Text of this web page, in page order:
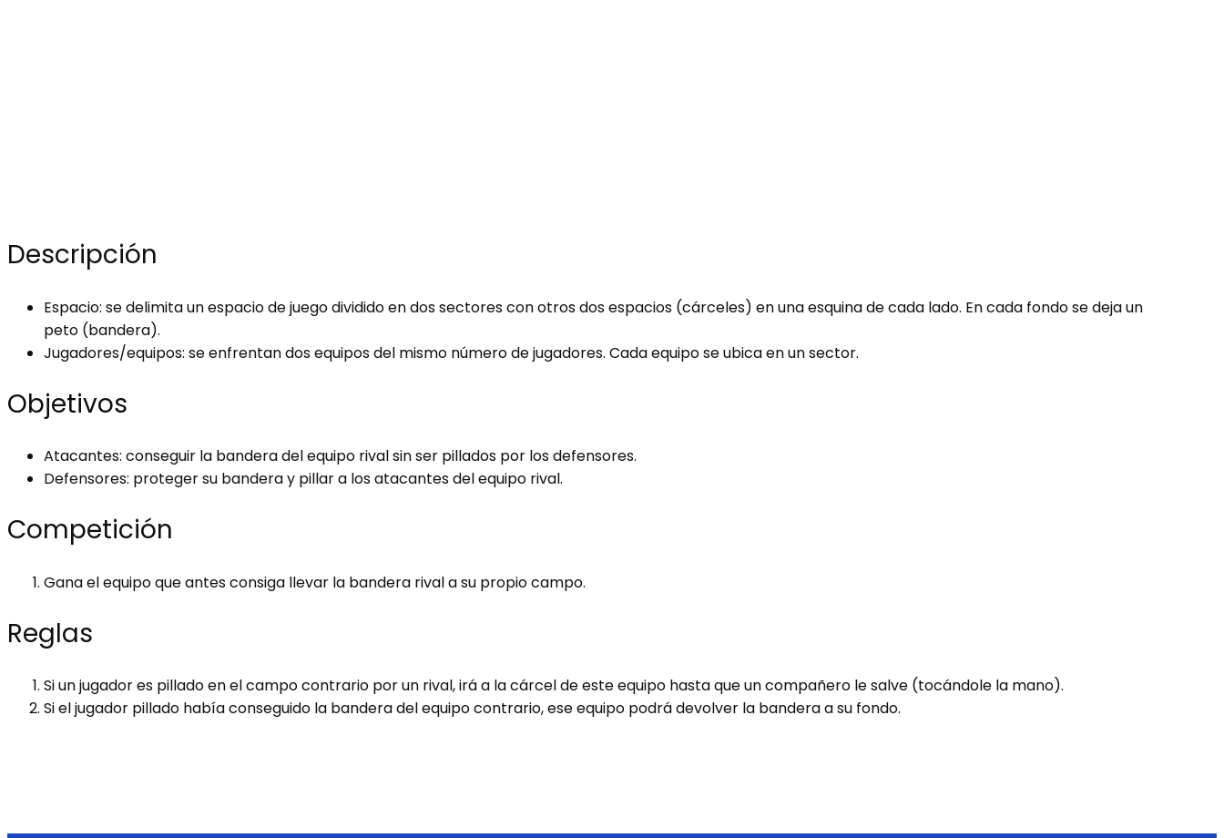
Descripción
Espacio: se delimita un espacio de juego dividido en dos sectores con otros dos espacios (cárceles) en una esquina de cada lado. En cada fondo se deja un
peto (bandera).
Jugadores/equipos: se enfrentan dos equipos del mismo número de jugadores. Cada equipo se ubica en un sector.
Objetivos
Atacantes: conseguir la bandera del equipo rival sin ser pillados por los defensores.
Defensores: proteger su bandera y pillar a los atacantes del equipo rival.
Competición
Gana el equipo que antes consiga llevar la bandera rival a su propio campo.
Reglas
Si un jugador es pillado en el campo contrario por un rival, irá a la cárcel de este equipo hasta que un compañero le salve (tocándole la mano).
Si el jugador pillado había conseguido la bandera del equipo contrario, ese equipo podrá devolver la bandera a su fondo.